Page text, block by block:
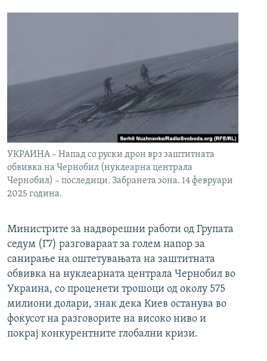
УКРАИНА – Напад со руски дрон врз заштитната
обвивка на Чернобил (нуклеарна централа
Чернобил) – последици. Забранета зона. 14 февруари
2025 година.
Министрите за надворешни работи од Групата
седум (Г7) разговараат за голем напор за
санирање на оштетувањата на заштитната
обвивка на нуклеарната централа Чернобил во
Украина, со проценети трошоци од околу 575
милиони долари, знак дека Киев останува во
фокусот на разговорите на високо ниво и
покрај конкурентните глобални кризи.